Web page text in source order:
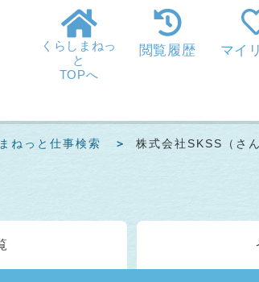
くらしまねっ
と
TOPへ
閲覧履歴 マイ
ねっと仕事検索 株式会社SKSS（さ